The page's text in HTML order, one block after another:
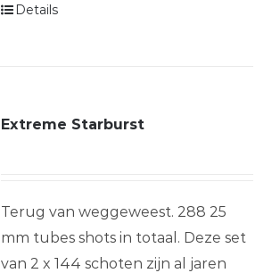
Details
Extreme Starburst
Terug van weggeweest. 288 25
mm tubes shots in totaal. Deze set
van 2 x 144 schoten zijn al jaren